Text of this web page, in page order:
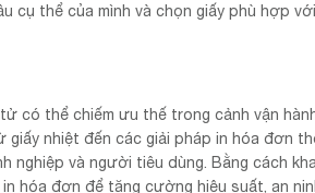
cụ thể của mình và chọn giấy phù hợp
có thể chiếm ưu thế trong cảnh vận
giấy nhiệt đến các giải pháp in hóa đơn
nghiệp và người tiêu dùng. Bằng cách
hóa đơn để tăng cường hiệu suất, an